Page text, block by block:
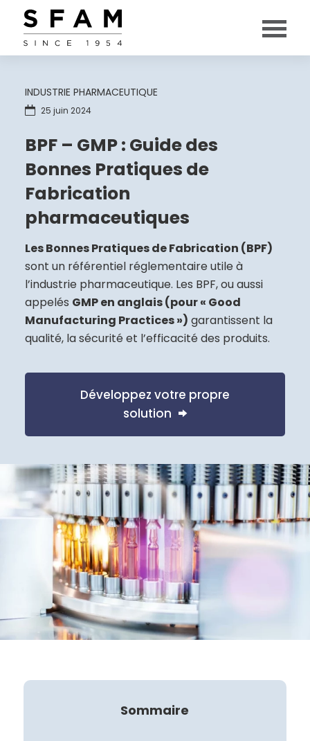
INDUSTRIE PHARMACEUTIQUE
25 juin 2024
BPF – GMP : Guide des
Bonnes Pratiques de
Fabrication
pharmaceutiques
Les Bonnes Pratiques de Fabrication (BPF)
sont un référentiel réglementaire utile à
l’industrie pharmaceutique. Les BPF, ou aussi
appelés GMP en anglais (pour « Good
Manufacturing Practices ») garantissent la
qualité, la sécurité et l’efficacité des produits.
Développez votre propre
solution
Sommaire